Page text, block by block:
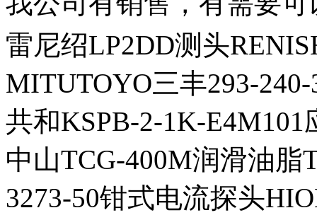
雷尼绍LP2DD测头
MITUTOYO三丰293-
共和KSPB-2-1K-
中山TCG-400M润滑油脂
3273-50钳式电流探头